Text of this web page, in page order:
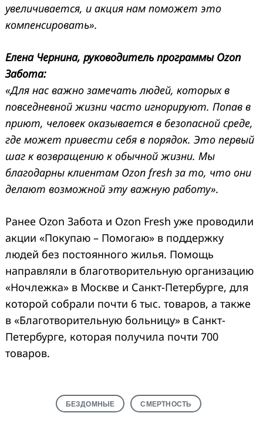
увеличивается, и акция нам поможет это
компенсировать».
Елена Чернина, руководитель программы Ozon
Забота:
«Для нас важно замечать людей, которых в
повседневной жизни часто игнорируют. Попав в
приют, человек оказывается в безопасной среде,
где может привести себя в порядок. Это первый
шаг к возвращению к обычной жизни. Мы
благодарны клиентам Ozon fresh за то, что они
делают возможной эту важную работу».
Ранее Ozon Забота и Ozon Fresh уже проводили
акции «Покупаю – Помогаю» в поддержку
людей без постоянного жилья. Помощь
направляли в благотворительную организацию
«Ночлежка» в Москве и Санкт-Петербурге, для
которой собрали почти 6 тыс. товаров, а также
в «Благотворительную больницу» в Санкт-
Петербурге, которая получила почти 700
товаров.
БЕЗДОМНЫЕ СМЕРТНОСТЬ